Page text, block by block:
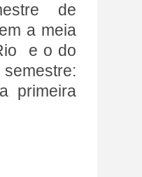
de
a meia
e o do
primeira